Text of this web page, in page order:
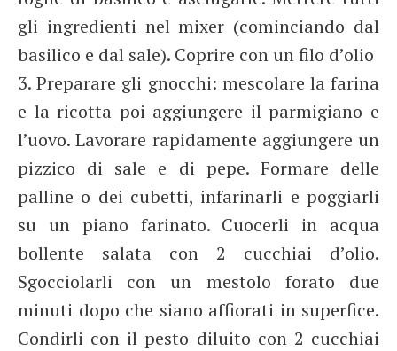
gli ingredienti nel mixer (cominciando dal
basilico e dal sale). Coprire con un filo d’olio
3. Preparare gli gnocchi: mescolare la farina
e la ricotta poi aggiungere il parmigiano e
l’uovo. Lavorare rapidamente aggiungere un
pizzico di sale e di pepe. Formare delle
palline o dei cubetti, infarinarli e poggiarli
su un piano farinato. Cuocerli in acqua
bollente salata con 2 cucchiai d’olio.
Sgocciolarli con un mestolo forato due
minuti dopo che siano affiorati in superfice.
Condirli con il pesto diluito con 2 cucchiai